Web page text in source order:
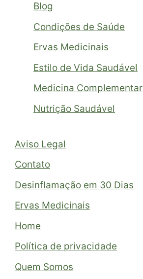
Blog
Condições de Saúde
Ervas Medicinais
Estilo de Vida Saudável
Medicina Complementar
Nutrição Saudável
Aviso Legal
Contato
Desinflamação em 30 Dias
Ervas Medicinais
Home
Política de privacidade
Quem Somos